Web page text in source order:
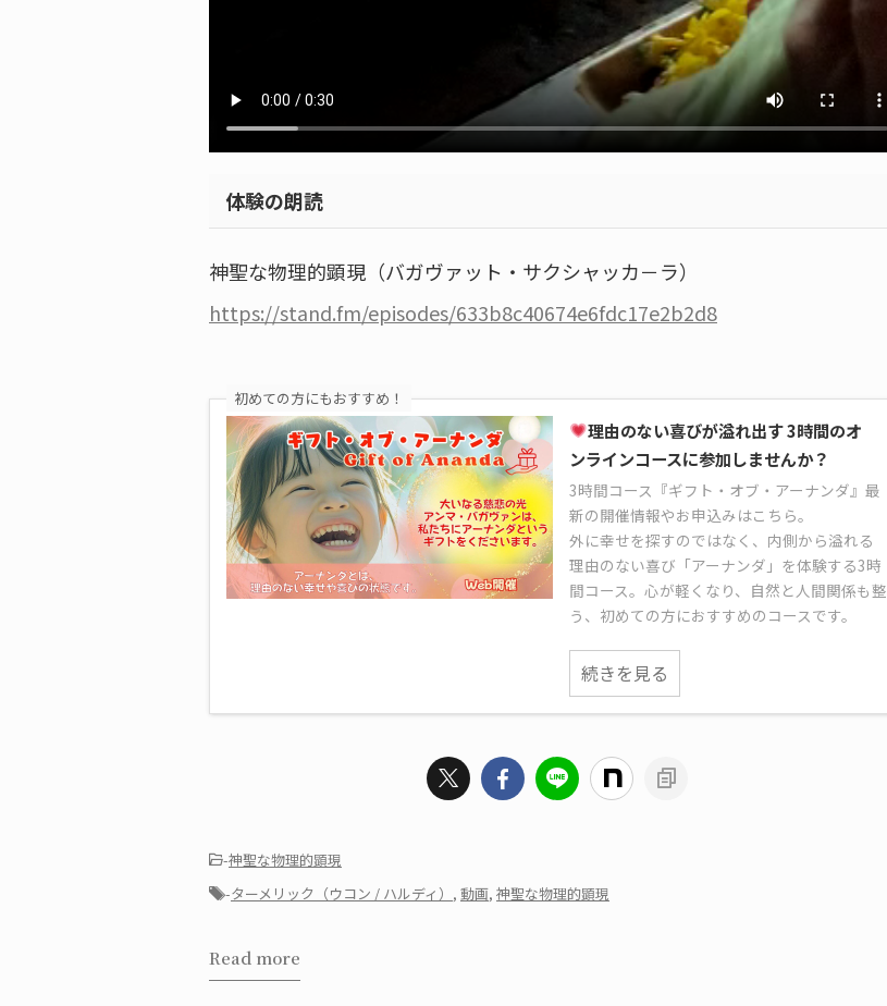
体験の朗読
神聖な物理的顕現（バガヴァット・サクシャッカ－ラ）
https://stand.fm/episodes/633b8c40674e6fdc17e2b2d8
初めての方にもおすすめ！
理由のない喜びが溢れ出す 3時間のオ
ンラインコースに参加しませんか？
3時間コース『ギフト・オブ・アーナンダ』最
新の開催情報やお申込みはこちら。
外に幸せを探すのではなく、内側から溢れる
理由のない喜び「アーナンダ」を体験する3時
間コース。心が軽くなり、自然と人間関係も整
う、初めての方におすすめのコースです。
続きを見る
-神聖な物理的顕現
-ターメリック（ウコン / ハルディ） , 動画, 神聖な物理的顕現
Read more